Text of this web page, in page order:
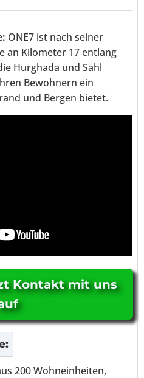
ONE7 ist nach seiner
an Kilometer 17 entlang
Hurghada und Sahl
Bewohnern ein
und Bergen bietet.
Kontakt mit uns
:
200 Wohneinheiten,